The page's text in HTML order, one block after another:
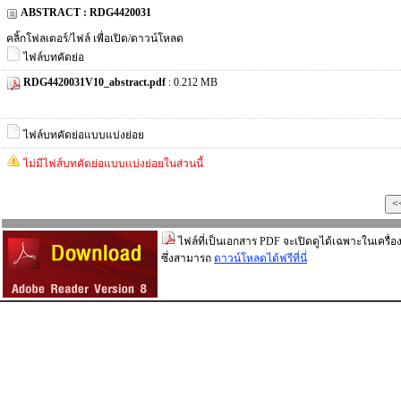
ABSTRACT : RDG4420031
คลิ้กโฟลเดอร์/ไฟล์ เพื่อเปิด/ดาวน์โหลด
ไฟล์บทคัดย่อ
RDG4420031V10_abstract.pdf : 0.212 MB
ไฟล์บทคัดย่อแบบแบ่งย่อย
ไม่มีไฟส์บทคัดย่อแบบแบ่งย่อยในส่วนนี้
ไฟล์ที่เป็นเอกสาร PDF จะเปิดดูได้เฉพาะในเครื่อ
ซึ่งสามารถ ดาวน์โหลดได้ฟรีที่นี่